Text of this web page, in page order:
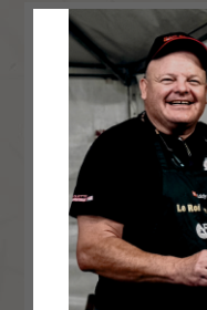
Raclette